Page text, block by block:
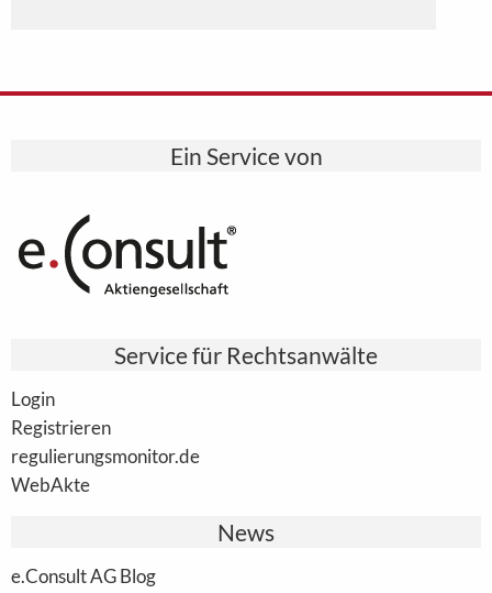
Ein Service von
Service für Rechtsanwälte
Login
Registrieren
regulierungsmonitor.de
WebAkte
News
e.Consult AG Blog